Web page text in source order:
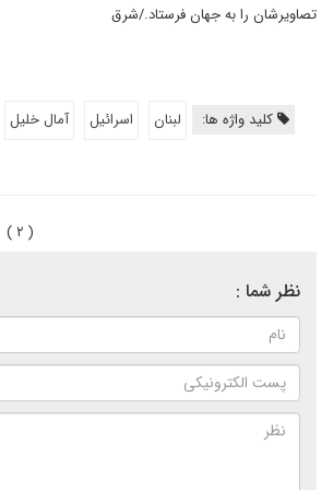
تصاویرشان را به جهان فرستاد./شرق
کلید واژه ها: لبنان اسرائیل آمال خلیل
( ۲ )
نظر شما :